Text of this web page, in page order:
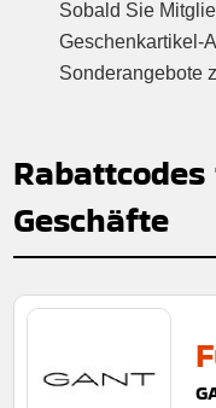
Sobald Sie
Geschenkartikel-
Sonderangebote
Geschäfte